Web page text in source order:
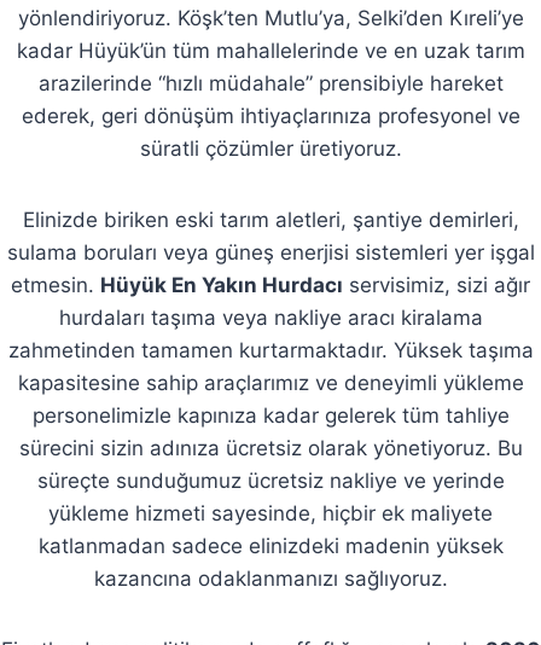
yönlendiriyoruz. Köşk’ten Mutlu’ya, Selki’den Kıreli’ye
kadar Hüyük’ün tüm mahallelerinde ve en uzak tarım
arazilerinde “hızlı müdahale” prensibiyle hareket
ederek, geri dönüşüm ihtiyaçlarınıza profesyonel ve
süratli çözümler üretiyoruz.
Elinizde biriken eski tarım aletleri, şantiye demirleri,
sulama boruları veya güneş enerjisi sistemleri yer işgal
etmesin. Hüyük En Yakın Hurdacı servisimiz, sizi ağır
hurdaları taşıma veya nakliye aracı kiralama
zahmetinden tamamen kurtarmaktadır. Yüksek taşıma
kapasitesine sahip araçlarımız ve deneyimli yükleme
personelimizle kapınıza kadar gelerek tüm tahliye
sürecini sizin adınıza ücretsiz olarak yönetiyoruz. Bu
süreçte sunduğumuz ücretsiz nakliye ve yerinde
yükleme hizmeti sayesinde, hiçbir ek maliyete
katlanmadan sadece elinizdeki madenin yüksek
kazancına odaklanmanızı sağlıyoruz.